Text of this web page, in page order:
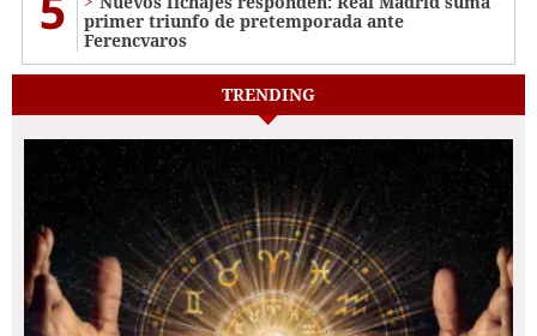
primer triunfo de pretemporada ante
Ferencvaros
TRENDING